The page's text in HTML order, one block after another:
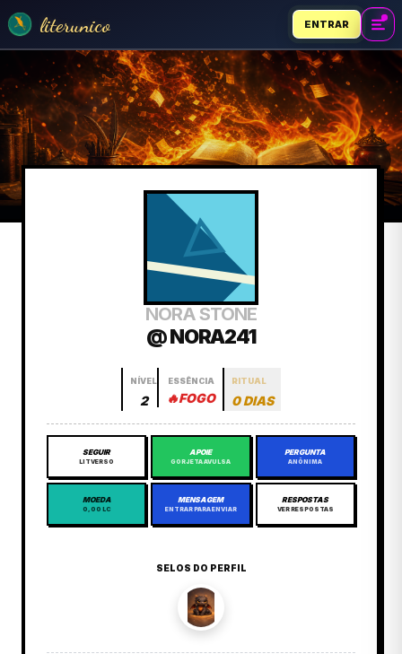
literunico ENTRAR
NORA STONE
@ NORA241
NÍVEL
2
ESSÊNCIA
🔥FOGO
RITUAL
0 DIAS
SEGUIR
LITVERSO
APOIE
GORJETA AVULSA
PERGUNTA
ANÔNIMA
MOEDA
0,00 LC
MENSAGEM
ENTRAR PARA ENVIAR
RESPOSTAS
VER RESPOSTAS
SELOS DO PERFIL